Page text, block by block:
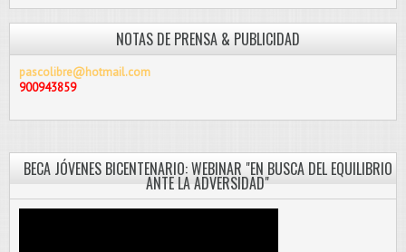
NOTAS DE PRENSA & PUBLICIDAD
pascolibre@hotmail.com
900943859
BECA JÓVENES BICENTENARIO: WEBINAR "EN BUSCA DEL EQUILIBRIO
ANTE LA ADVERSIDAD"